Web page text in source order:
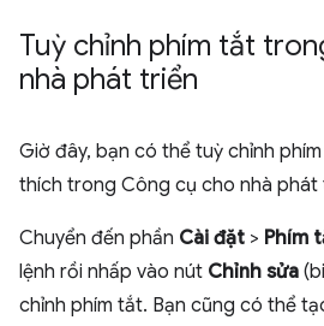
Tuỳ chỉnh phím tắt
nhà phát triển
Giờ đây, bạn có thể tuỳ chỉnh
thích trong Công cụ cho nhà phát
Chuyển đến phần Cài đặt > Phím
lệnh rồi nhấp vào nút Chỉnh sửa
chỉnh phím tắt. Bạn cũng có thể